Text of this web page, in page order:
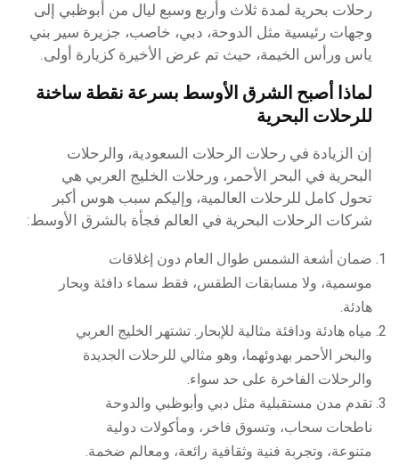
رحلات بحرية لمدة ثلاث وأربع وسبع ليال من أبوظبي إلى
وجهات رئيسية مثل الدوحة، دبي، خاصب، جزيرة سير بني
ياس ورأس الخيمة، حيث تم عرض الأخيرة كزيارة أولى.
لماذا أصبح الشرق الأوسط بسرعة نقطة ساخنة
للرحلات البحرية
إن الزيادة في رحلات الرحلات السعودية، والرحلات
البحرية في البحر الأحمر، ورحلات الخليج العربي هي
تحول كامل للرحلات العالمية، وإليكم سبب هوس أكبر
شركات الرحلات البحرية في العالم فجأة بالشرق الأوسط:
ضمان أشعة الشمس طوال العام دون إغلاقات
موسمية، ولا مسابقات الطقس، فقط سماء دافئة وبحار
هادئة.
مياه هادئة ودافئة مثالية للإبحار. تشتهر الخليج العربي
والبحر الأحمر بهدوئهما، وهو مثالي للرحلات الجديدة
والرحلات الفاخرة على حد سواء.
تقدم مدن مستقبلية مثل دبي وأبوظبي والدوحة
ناطحات سحاب، وتسوق فاخر، ومأكولات دولية
متنوعة، وتجربة فنية وثقافية رائعة، ومعالم ضخمة.